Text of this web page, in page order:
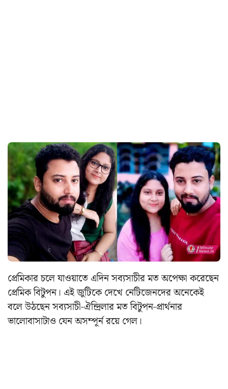
প্রেমিকার চলে যাওয়াতে এদিন সব্যসাচীর মত অপেক্ষা করেছেন
প্রেমিক বিটুপন। এই জুটিকে দেখে নেটিজেনদের অনেকেই
বলে উঠছেন সব্যসাচী-ঐন্দ্রিলার মত বিটুপন-প্রার্থনার
ভালোবাসাটাও যেন অসম্পূর্ন রয়ে গেল।